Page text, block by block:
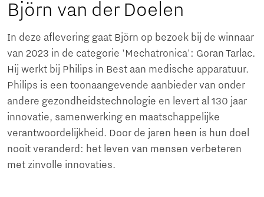
Björn van der Doelen
In deze aflevering gaat Björn op bezoek bij de winnaar
van 2023 in de categorie 'Mechatronica': Goran Tarlac.
Hij werkt bij Philips in Best aan medische apparatuur.
Philips is een toonaangevende aanbieder van onder
andere gezondheidstechnologie en levert al 130 jaar
innovatie, samenwerking en maatschappelijke
verantwoordelijkheid. Door de jaren heen is hun doel
nooit veranderd: het leven van mensen verbeteren
met zinvolle innovaties.